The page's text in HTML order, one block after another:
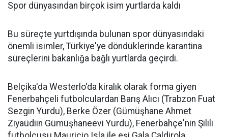
Spor dünyasından birçok isim yurtlarda kaldı
Bu süreçte yurtdışında bulunan spor dünyasındaki
önemli isimler, Türkiye'ye döndüklerinde karantina
süreçlerini bakanlığa bağlı yurtlarda geçirdi.
Belçika'da Westerlo'da kiralık olarak forma giyen
Fenerbahçeli futbolculardan Barış Alıcı (Trabzon Fuat
Sezgin Yurdu), Berke Özer (Gümüşhane Ahmet
Ziyaüdiin Gümüşhaneevi Yurdu), Fenerbahçe'nin Şilili